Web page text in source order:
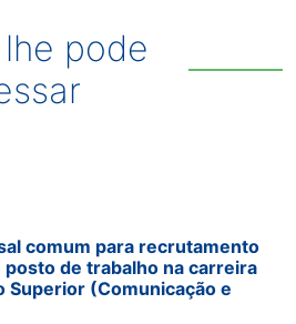
pode
comum para recrutamento
de trabalho na carreira
Superior (Comunicação e